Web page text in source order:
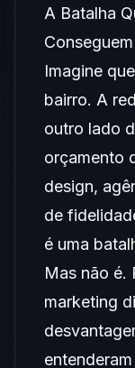
A Batalha
Imagine
bairro. A
outro lado
orçamento
design,
de
é uma
Mas não é.
marketing